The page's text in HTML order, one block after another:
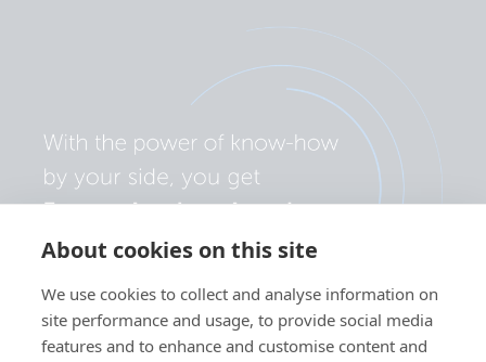
About cookies on this site
We use cookies to collect and analyse information on
site performance and usage, to provide social media
features and to enhance and customise content and